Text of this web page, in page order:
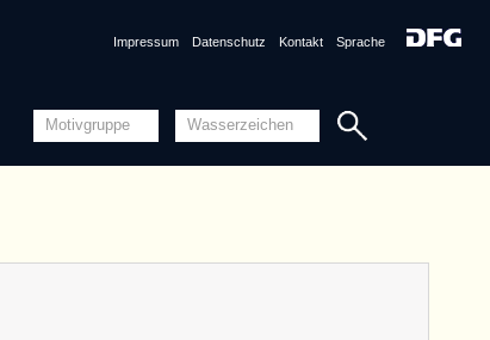
Impressum Datenschutz Kontakt Sprache